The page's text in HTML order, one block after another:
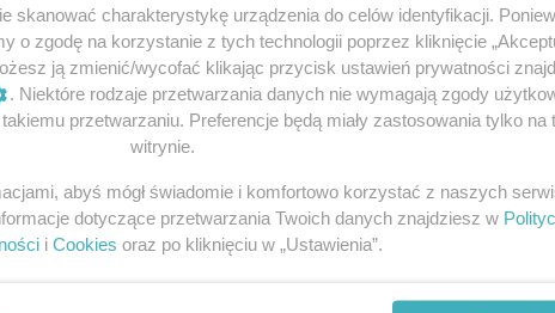
ayahuaski
dopiero w latach 60. XX wieku.
Amazonii od tysiącleci używali zsyłającej
Upadek
Ostatnim
stolicy Azteków.
obrońcy
skanować charakterystykę urządzenia do celów identyfikacji.
o zgodę na korzystanie z tych technologii poprzez kliknięcie
ją zmienić/wycofać klikając przycisk ustawień prywatności
. Niektóre rodzaje przetwarzania danych nie wymagają zgody
przetwarzaniu. Preferencje będą miały zastosowania tylko na
witrynie.
abyś mógł świadomie i komfortowo korzystać z naszych
dotyczące przetwarzania Twoich danych znajdziesz w
i Cookies oraz po kliknięciu w „Ustawienia”.